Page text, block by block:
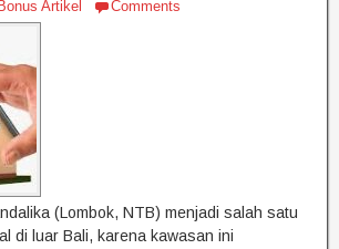
Bonus Artikel Comments
(Lombok, NTB) menjadi salah satu
di luar Bali, karena kawasan ini